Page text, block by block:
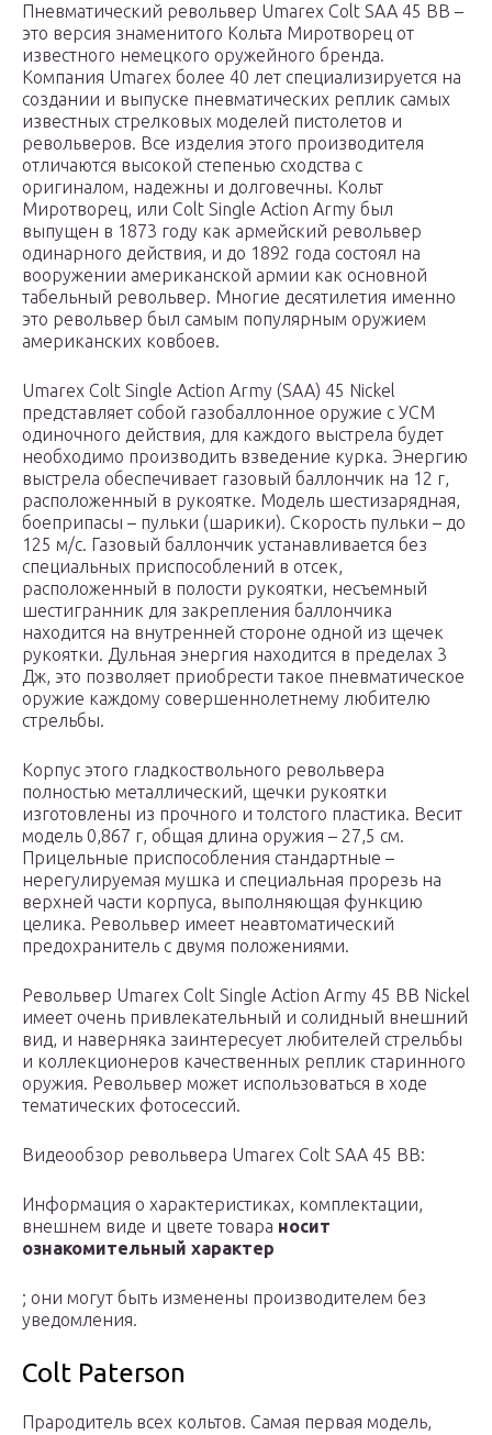
Пневматический револьвер Umarex Colt SAA 45 BB –
это версия знаменитого Кольта Миротворец от
известного немецкого оружейного бренда.
Компания Umarex более 40 лет специализируется на
создании и выпуске пневматических реплик самых
известных стрелковых моделей пистолетов и
револьверов. Все изделия этого производителя
отличаются высокой степенью сходства с
оригиналом, надежны и долговечны. Кольт
Миротворец, или Colt Single Action Army был
выпущен в 1873 году как армейский револьвер
одинарного действия, и до 1892 года состоял на
вооружении американской армии как основной
табельный револьвер. Многие десятилетия именно
это револьвер был самым популярным оружием
американских ковбоев.
Umarex Colt Single Action Army (SAA) 45 Nickel
представляет собой газобаллонное оружие с УСМ
одиночного действия, для каждого выстрела будет
необходимо производить взведение курка. Энергию
выстрела обеспечивает газовый баллончик на 12 г,
расположенный в рукоятке. Модель шестизарядная,
боеприпасы – пульки (шарики). Скорость пульки – до
125 м/с. Газовый баллончик устанавливается без
специальных приспособлений в отсек,
расположенный в полости рукоятки, несъемный
шестигранник для закрепления баллончика
находится на внутренней стороне одной из щечек
рукоятки. Дульная энергия находится в пределах 3
Дж, это позволяет приобрести такое пневматическое
оружие каждому совершеннолетнему любителю
стрельбы.
Корпус этого гладкоствольного револьвера
полностью металлический, щечки рукоятки
изготовлены из прочного и толстого пластика. Весит
модель 0,867 г, общая длина оружия – 27,5 см.
Прицельные приспособления стандартные –
нерегулируемая мушка и специальная прорезь на
верхней части корпуса, выполняющая функцию
целика. Револьвер имеет неавтоматический
предохранитель с двумя положениями.
Револьвер Umarex Colt Single Action Army 45 BB Nickel
имеет очень привлекательный и солидный внешний
вид, и наверняка заинтересует любителей стрельбы
и коллекционеров качественных реплик старинного
оружия. Револьвер может использоваться в ходе
тематических фотосессий.
Видеообзор револьвера Umarex Colt SAA 45 BB:
Информация о характеристиках, комплектации,
внешнем виде и цвете товара носит
ознакомительный характер
; они могут быть изменены производителем без
уведомления.
Colt Paterson
Прародитель всех кольтов. Самая первая модель,